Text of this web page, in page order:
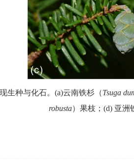
生种与化石。 (a)云南铁杉（Tsuga
robusta）果枝； (d) 亚洲